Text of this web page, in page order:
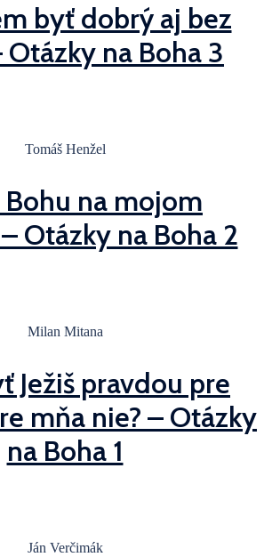
byť dobrý aj bez
Otázky na Boha 3
Tomáš Henžel
Bohu na mojom
Otázky na Boha 2
Milan Mitana
Ježiš pravdou pre
mňa nie? – Otázky
na Boha 1
Ján Verčimák